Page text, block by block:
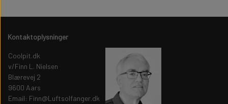
Kontaktoplysninger
Coolpit.dk
v/Finn L. Nielsen
Blærevej 2
9600 Aars
Email: Finn@Luftsolfanger.dk